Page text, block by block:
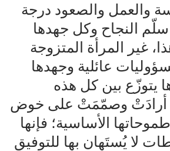
والعمل والصعود درجة
النجاح وكل جهدها
غير المرأة المتزوجة
عائلية وجهدها
يتوزّع بين كل هذه
ما أرادَتْ وصمّمَتْ على خوض
الأساسية؛ فإنها
لا يُستَهان بها للتوفيق